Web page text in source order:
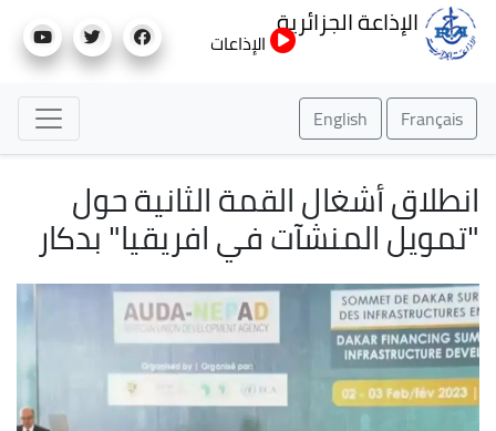
إلى
الإذاعة الجزائرية
الإذاعات
Français
English
انطلاق أشغال القمة الثانية حول
"تمويل المنشآت في افريقيا" بدكار